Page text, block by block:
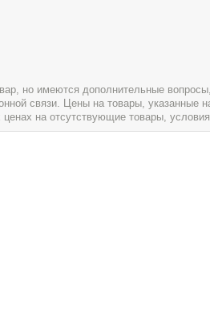
но имеются дополнительные
связи. Цены на товары,
на отсутствующие товары,